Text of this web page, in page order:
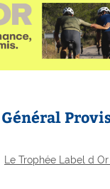
Le Trophée Label d